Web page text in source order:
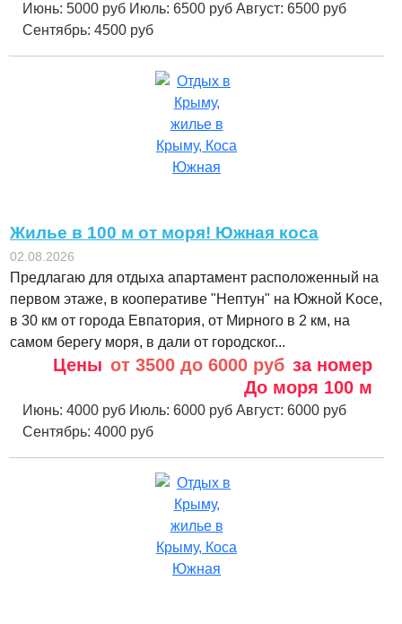
Июнь: 5000 руб Июль: 6500 руб Август: 6500 руб
Сентябрь: 4500 руб
Жилье в 100 м от моря! Южная коса
02.08.2026
Предлагаю для отдыха апартамент расположенный на
первом этаже, в кооперативе "Нептун" на Южной Kоce,
в 30 км от города Евпатория, от Мирного в 2 км, на
caмoм бepегу моря, в дали от горoдcкoг...
Цены от 3500 до 6000 руб за номер
До моря 100 м
Июнь: 4000 руб Июль: 6000 руб Август: 6000 руб
Сентябрь: 4000 руб